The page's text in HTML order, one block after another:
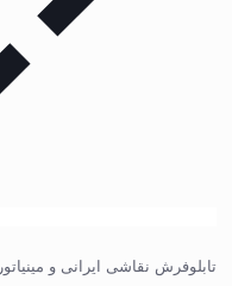
تابلوفرش نقاشی ایرانی و مینیاتور